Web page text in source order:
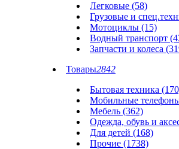
Легковые (58)
Грузовые и
Мотоциклы (15)
Водный транспорт
Запчасти и колеса
Товары2842
Бытовая техника
Мобильные
Мебель (362)
Одежда, обувь и
Для детей (168)
Прочие (1738)